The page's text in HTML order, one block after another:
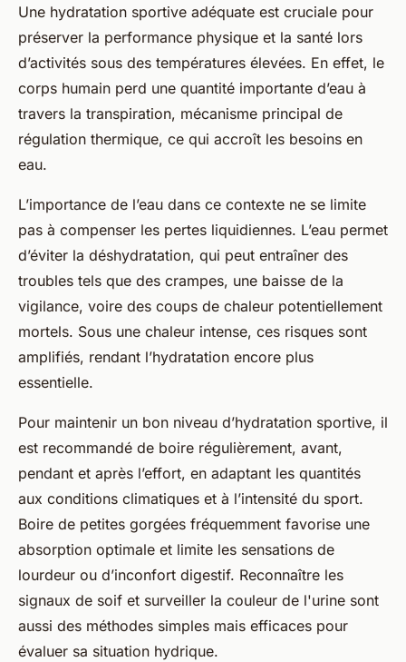
Une hydratation sportive adéquate est cruciale pour
préserver la performance physique et la santé lors
d’activités sous des températures élevées. En effet, le
corps humain perd une quantité importante d’eau à
travers la transpiration, mécanisme principal de
régulation thermique, ce qui accroît les besoins en
eau.
L’importance de l’eau dans ce contexte ne se limite
pas à compenser les pertes liquidiennes. L’eau permet
d’éviter la déshydratation, qui peut entraîner des
troubles tels que des crampes, une baisse de la
vigilance, voire des coups de chaleur potentiellement
mortels. Sous une chaleur intense, ces risques sont
amplifiés, rendant l’hydratation encore plus
essentielle.
Pour maintenir un bon niveau d’hydratation sportive, il
est recommandé de boire régulièrement, avant,
pendant et après l’effort, en adaptant les quantités
aux conditions climatiques et à l’intensité du sport.
Boire de petites gorgées fréquemment favorise une
absorption optimale et limite les sensations de
lourdeur ou d’inconfort digestif. Reconnaître les
signaux de soif et surveiller la couleur de l'urine sont
aussi des méthodes simples mais efficaces pour
évaluer sa situation hydrique.